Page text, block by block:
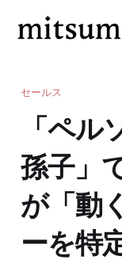
セールス
「ペ
孫子」
が「動
ーを特